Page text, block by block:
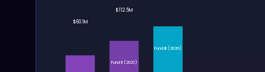
Fund II (2021)
Fund III (2026)
$60.1M
$112.5M